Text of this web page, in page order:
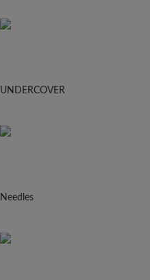
UNDERCOVER
Needles